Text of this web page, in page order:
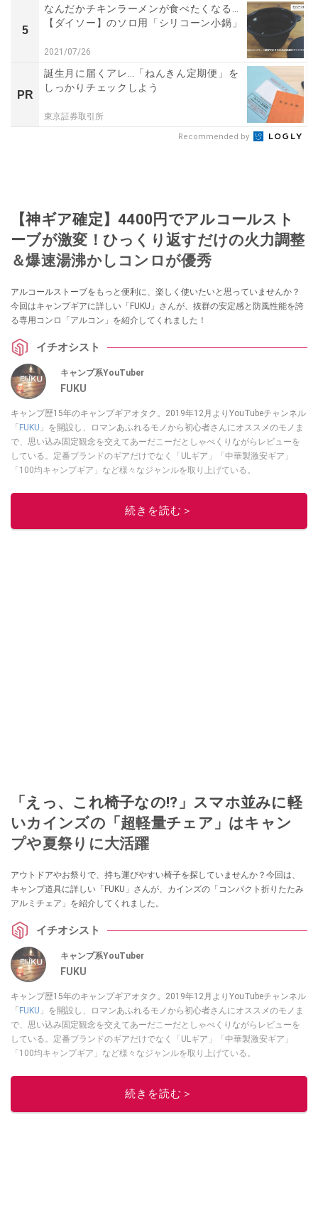
5
なんだかチキンラーメンが食べたくなる…
【ダイソー】のソロ用「シリコーン小鍋」
2021/07/26
PR
誕生月に届くアレ…「ねんきん定期便」を
しっかりチェックしよう
東京証券取引所
Recommended by
【神ギア確定】4400円でアルコールスト
ーブが激変！ひっくり返すだけの火力調整
＆爆速湯沸かしコンロが優秀
アルコールストーブをもっと便利に、楽しく使いたいと思っていませんか？
今回はキャンプギアに詳しい「FUKU」さんが、抜群の安定感と防風性能を誇
る専用コンロ「アルコン」を紹介してくれました！
イチオシスト
キャンプ系YouTuber
FUKU
キャンプ歴15年のキャンプギアオタク。2019年12月よりYouTubeチャンネル
「 FUKU 」を開設し、ロマンあふれるモノから初心者さんにオススメのモノま
で、思い込み固定観念を交えてあーだこーだとしゃべくりながらレビューを
している。定番ブランドのギアだけでなく「ULギア」「中華製激安ギア」
「100均キャンプギア」など様々なジャンルを取り上げている。
このイチオシストの他の記事を読む
続きを読む＞
「えっ、これ椅子なの!?」スマホ並みに軽
いカインズの「超軽量チェア」はキャン
プや夏祭りに大活躍
アウトドアやお祭りで、持ち運びやすい椅子を探していませんか？今回は、
キャンプ道具に詳しい「FUKU」さんが、カインズの「コンパクト折りたたみ
アルミチェア」を紹介してくれました。
イチオシスト
キャンプ系YouTuber
FUKU
キャンプ歴15年のキャンプギアオタク。2019年12月よりYouTubeチャンネル
「 FUKU 」を開設し、ロマンあふれるモノから初心者さんにオススメのモノま
で、思い込み固定観念を交えてあーだこーだとしゃべくりながらレビューを
している。定番ブランドのギアだけでなく「ULギア」「中華製激安ギア」
「100均キャンプギア」など様々なジャンルを取り上げている。
このイチオシストの他の記事を読む
続きを読む＞